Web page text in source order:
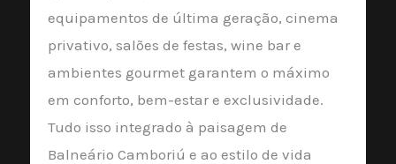
equipamentos de última geração, cinema
privativo, salões de festas, wine bar e
ambientes gourmet garantem o máximo
em conforto, bem-estar e exclusividade.
Tudo isso integrado à paisagem de
Balneário Camboriú e ao estilo de vida